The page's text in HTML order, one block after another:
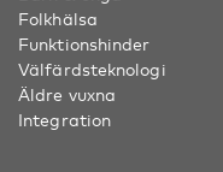
Folkhälsa
Funktionshinder
Välfärdsteknologi
Äldre vuxna
Integration